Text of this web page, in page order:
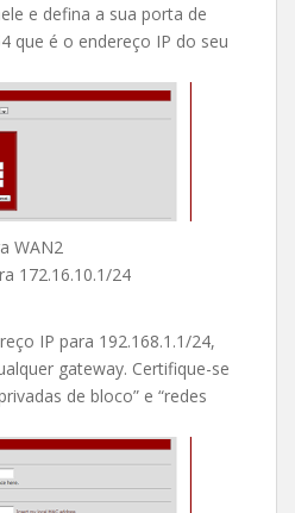
e defina a sua porta de
que é o endereço IP do seu
WAN2
172.16.10.1/24
IP para 192.168.1.1/24,
gateway. Certifique-se
de bloco” e “redes